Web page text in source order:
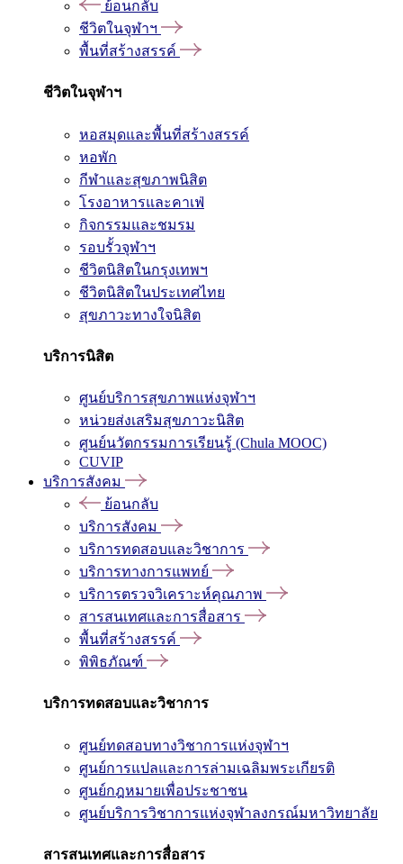
ย้อนกลับ
ชีวิตในจุฬาฯ
พื้นที่สร้างสรรค์
ชีวิตในจุฬาฯ
หอสมุดและพื้นที่สร้างสรรค์
หอพัก
กีฬาและสุขภาพนิสิต
โรงอาหารและคาเฟ่
กิจกรรมและชมรม
รอบรั้วจุฬาฯ
ชีวิตนิสิตในกรุงเทพฯ
ชีวิตนิสิตในประเทศไทย
สุขภาวะทางใจนิสิต
บริการนิสิต
ศูนย์บริการสุขภาพแห่งจุฬาฯ
หน่วยส่งเสริมสุขภาวะนิสิต
ศูนย์นวัตกรรมการเรียนรู้ (Chula MOOC)
CUVIP
บริการสังคม
ย้อนกลับ
บริการสังคม
บริการทดสอบและวิชาการ
บริการทางการแพทย์
บริการตรวจวิเคราะห์คุณภาพ
สารสนเทศและการสื่อสาร
พื้นที่สร้างสรรค์
พิพิธภัณฑ์
บริการทดสอบและวิชาการ
ศูนย์ทดสอบทางวิชาการแห่งจุฬาฯ
ศูนย์การแปลและการล่ามเฉลิมพระเกียรติ
ศูนย์กฎหมายเพื่อประชาชน
ศูนย์บริการวิชาการแห่งจุฬาลงกรณ์มหาวิทยาลัย
สารสนเทศและการสื่อสาร